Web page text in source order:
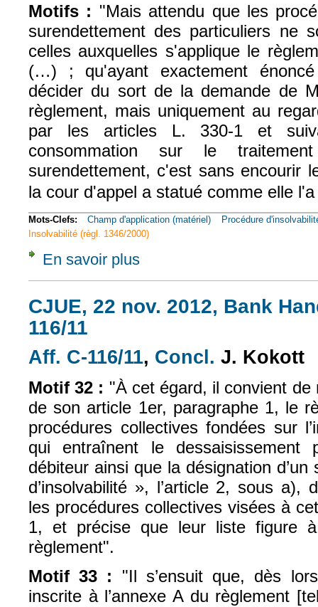
Motifs : "Mais attendu que les
surendettement des particuliers ne
celles auxquelles s'applique le
(…) ; qu'ayant exactement
décider du sort de la demande de
règlement, mais uniquement au
par les articles L. 330-1 et
consommation sur le
surendettement, c'est sans encourir
la cour d'appel a statué comme elle
Mots-Clefs: Champ d'application (matériel)
Procédure
Insolvabilité (règl. 1346/2000)
En savoir plus
CJUE, 22 nov. 2012, Bank
116/11
Aff. C-116/11 (le lien est externe)
, Concl. (le lien est
J. Kokott
Motif 32 : "À cet égard, il convient
de son article 1er, paragraphe 1, le
procédures collectives fondées sur
qui entraînent le
débiteur ainsi que la désignation
d’insolvabilité », l’article 2, sous a),
les procédures collectives visées à
1, et précise que leur liste figure
règlement".
Motif 33 : "Il s’ensuit que, dès
inscrite à l’annexe A du règlement